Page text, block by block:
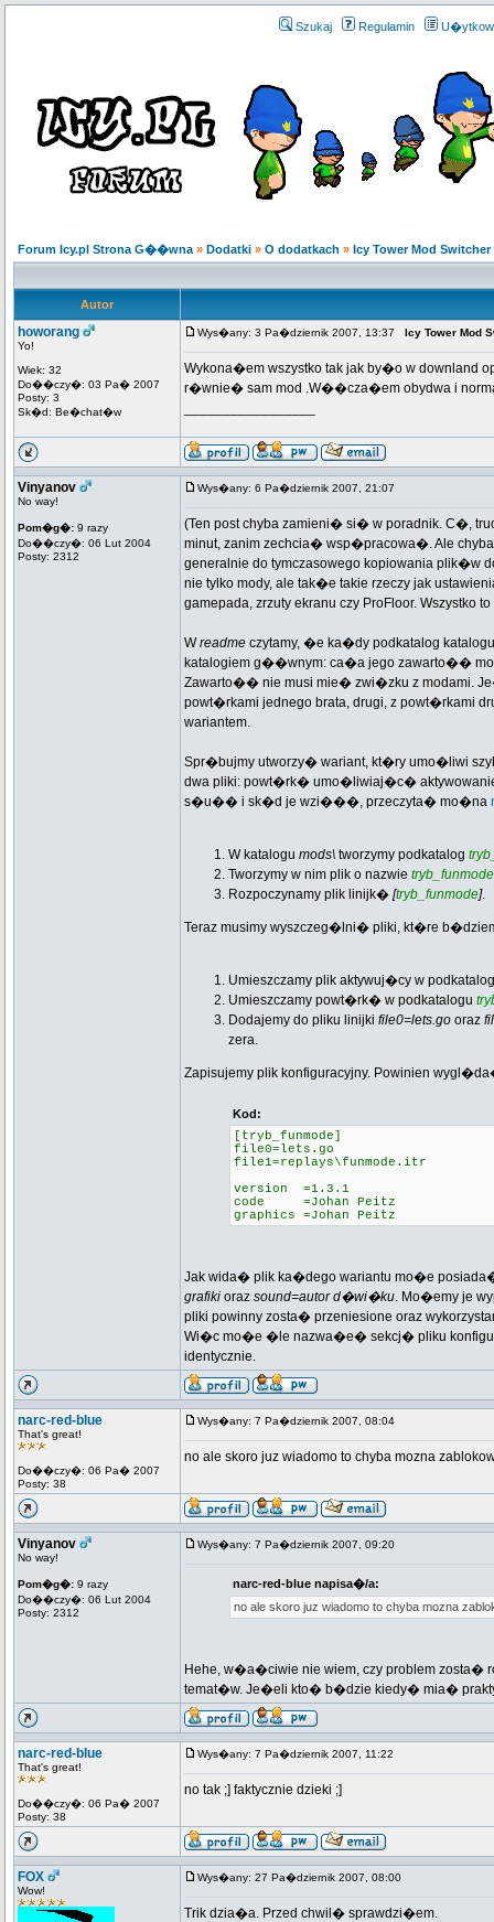
Szukaj Regulamin
Forum Icy.pl Strona G��wna » Dodatki » O dodatkach » Icy Tower Mod
Autor
howorang
Yo!
Wiek: 32
Do��czy�: 03 Pa� 2007
Posty: 3
Sk�d: Be�chat�w
Wys�any: 3 Pa�dziernik 2007, 13:37 Icy Tower Mod
Wykona�em wszystko tak jak by�o w downland
r�wnie� sam mod .W��cza�em obydwa i
Vinyanov
No way!
Pom�g�: 9 razy
Do��czy�: 06 Lut 2004
Posty: 2312
Wys�any: 6 Pa�dziernik 2007, 21:07
(Ten post chyba zamieni� si� w poradnik. C�,
minut, zanim zechcia� wsp�pracowa�. Ale
generalnie do tymczasowego kopiowania
nie tylko mody, ale tak�e takie rzeczy jak
gamepada, zrzuty ekranu czy ProFloor.
Wreadme czytamy, �e ka�dy podkatalog
katalogiem g��wnym: ca�a jego zawarto��
Zawarto�� nie musi mie� zwi�zku z modami.
powt�rkami jednego brata, drugi, z powt�rkami
wariantem.
Spr�bujmy utworzy� wariant, kt�ry umo�liwi
dwa pliki: powt�rk� umo�liwiaj�c�
s�u�� i sk�d je wzi���, przeczyta� mo�na
W katalogu mods\ tworzymy podkatalog
Tworzymy w nim plik o nazwie tryb_funmode
Rozpoczynamy plik linijk� [tryb_funmode].
Teraz musimy wyszczeg�lni� pliki, kt�re
Umieszczamy plik aktywuj�cy w
Umieszczamy powt�rk� w podkatalogu
Dodajemy do pliku linijki file0=lets.go oraz
zera.
Zapisujemy plik konfiguracyjny. Powinien
Kod:
[tryb_funmode]
file0=lets.go
file1=replays\funmode.itr
version =1.3.1
code =Johan Peitz
graphics =Johan Peitz
Jak wida� plik ka�dego wariantu mo�e
grafiki oraz sound=autor d�wi�ku. Mo�emy je
pliki powinny zosta� przeniesione oraz
Wi�c mo�e �le nazwa�e� sekcj� pliku
identycznie.
narc-red-blue
That's great!
Do��czy�: 06 Pa� 2007
Posty: 38
Wys�any: 7 Pa�dziernik 2007, 08:04
no ale skoro juz wiadomo to chyba mozna
Vinyanov
No way!
Pom�g�: 9 razy
Do��czy�: 06 Lut 2004
Posty: 2312
Wys�any: 7 Pa�dziernik 2007, 09:20
narc-red-blue napisa�/a:
no ale skoro juz wiadomo to chyba mozna
Hehe, w�a�ciwie nie wiem, czy problem zosta�
temat�w. Je�eli kto� b�dzie kiedy� mia�
narc-red-blue
That's great!
Do��czy�: 06 Pa� 2007
Posty: 38
Wys�any: 7 Pa�dziernik 2007, 11:22
no tak ;] faktycznie dzieki ;]
FOX
Wow!
Wys�any: 27 Pa�dziernik 2007, 08:00
Trik dzia�a. Przed chwil� sprawdzi�em.